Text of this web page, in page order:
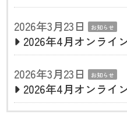
2026年3月23日
お知らせ
2026年4月オンライ
2026年3月23日
お知らせ
2026年4月オンライ